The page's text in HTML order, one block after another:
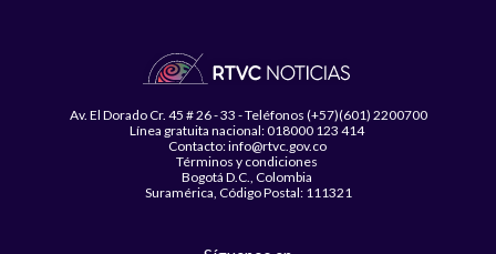
Av. El Dorado Cr. 45 # 26 - 33 - Teléfonos (+57)(601) 2200700
Línea gratuita nacional: 018000 123 414
Contacto: info@rtvc.gov.co
Términos y condiciones
Bogotá D.C., Colombia
Suramérica, Código Postal: 111321